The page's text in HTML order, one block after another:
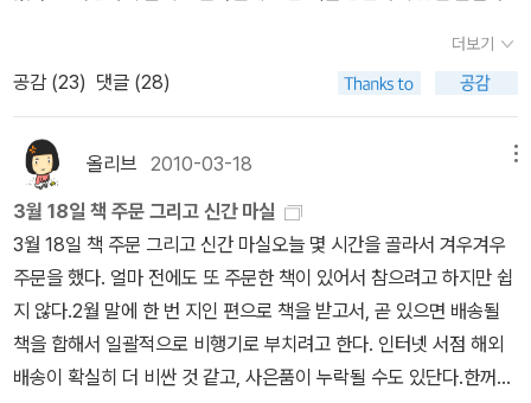
급한다는 건 반갑고 즐거운 소식이다.창비는 그때 직접 공급을 중단
했지만, 곧바로 납품했다는데 이제야 알게 됐다. 대동강물도 풀린다
는 우수도 지났으니, 서로간의 입장 차이로 얼어붙었던 마음도 다 풀
렸기를 바란다. 우리집 작은도서관에는 꽤 많은 창비 책을 소장했는
데, 시리즈 중에서 이가 빠지듯 못 갖춘 책들이 제법 있다. 작은도서관
활성화 시청 지원사업에 서류를 접수했는데, 이달 말 지원금이 확정
되어 신청한 사업비와 도서구입비를 지원받으면 창비 시리즈 도서를
구입하고 싶다. 창비아동문고 대표동화 세트 - 전35권 권정생 외 7
4인 지음, 서진선 외 그림 / 창비(창작과비평사) / 2013년 2월 창비
아동문고 대표동화 단편집 세트 - 전10권 권정생 외 지음, 서진선 외
그림 / 창비(창작과비평사) / 2013년 2월 수록된 도서를 살펴보니
더보기
공감 (23) 댓글 (28)
올리브 2010-03-18
3월 18일 책 주문 그리고 신간 마실
3월 18일 책 주문 그리고 신간 마실오늘 몇 시간을 골라서 겨우겨우
주문을 했다. 얼마 전에도 또 주문한 책이 있어서 참으려고 하지만 쉽
지 않다.2월 말에 한 번 지인 편으로 책을 받고서, 곧 있으면 배송될
책을 합해서 일괄적으로 비행기로 부치려고 한다. 인터넷 서점 해외
배송이 확실히 더 비싼 것 같고, 사은품이 누락될 수도 있단다.한꺼번